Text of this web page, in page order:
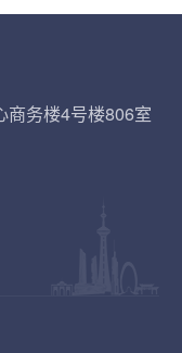
商务楼4号楼806室